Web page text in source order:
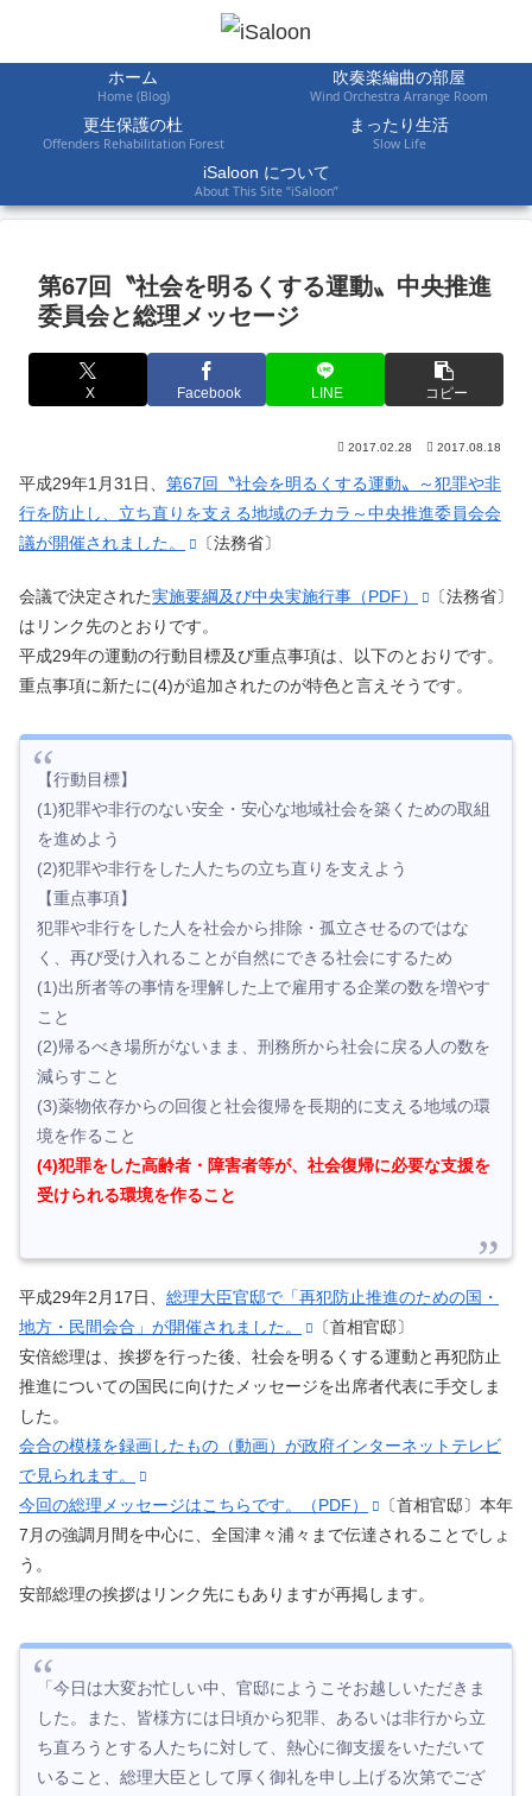
ホーム
Home (Blog)
吹奏楽編曲の部屋
Wind Orchestra Arrange Room
更生保護の杜
Offenders Rehabilitation Forest
まったり生活
Slow Life
iSaloon について
About This Site “iSaloon”
第67回〝社会を明るくする運動〟中央推進
委員会と総理メッセージ
X Facebook LINE コピー
2017.02.28 2017.08.18
平成29年1月31日、 第67回〝社会を明るくする運動〟～犯罪や非
行を防止し、立ち直りを支える地域のチカラ～中央推進委員会会
議が開催されました。
〔法務省〕
会議で決定された実施要綱及び中央実施行事（PDF）
〔法務省〕
はリンク先のとおりです。
平成29年の運動の行動目標及び重点事項は、以下のとおりです。
重点事項に新たに(4)が追加されたのが特色と言えそうです。
【行動目標】
(1)犯罪や非行のない安全・安心な地域社会を築くための取組
を進めよう
(2)犯罪や非行をした人たちの立ち直りを支えよう
【重点事項】
犯罪や非行をした人を社会から排除・孤立させるのではな
く、再び受け入れることが自然にできる社会にするため
(1)出所者等の事情を理解した上で雇用する企業の数を増やす
こと
(2)帰るべき場所がないまま、刑務所から社会に戻る人の数を
減らすこと
(3)薬物依存からの回復と社会復帰を長期的に支える地域の環
境を作ること
(4)犯罪をした高齢者・障害者等が、社会復帰に必要な支援を
受けられる環境を作ること
平成29年2月17日、 総理大臣官邸で「再犯防止推進のための国・
地方・民間会合」が開催されました。
〔首相官邸〕
安倍総理は、挨拶を行った後、社会を明るくする運動と再犯防止
推進についての国民に向けたメッセージを出席者代表に手交しま
した。
会合の模様を録画したもの（動画）が政府インターネットテレビ
で見られます。
今回の総理メッセージはこちらです。（PDF）
〔首相官邸〕本年
7月の強調月間を中心に、全国津々浦々まで伝達されることでしょ
う。
安部総理の挨拶はリンク先にもありますが再掲します。
「今日は大変お忙しい中、官邸にようこそお越しいただきま
した。また、皆様方には日頃から犯罪、あるいは非行から立
ち直ろうとする人たちに対して、熱心に御支援をいただいて
いること、総理大臣として厚く御礼を申し上げる次第でござ